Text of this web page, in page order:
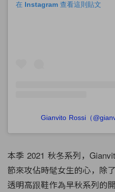
在 Instagram 查看這則貼文
Gianvito Rossi（
本季 2021 秋冬系列，
節來攻佔時髦女生的心，除
透明高跟鞋作為早秋系列的